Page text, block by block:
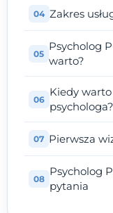
Zakres
Psycholog
warto?
Kiedy
psychologa?
Pierwsza
Psycholog
pytania